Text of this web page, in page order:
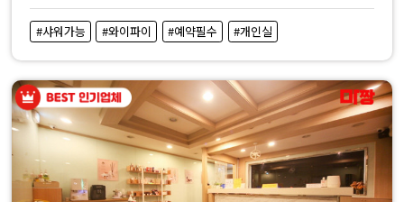
#샤워가능 #와이파이 #예약필수 #개인실